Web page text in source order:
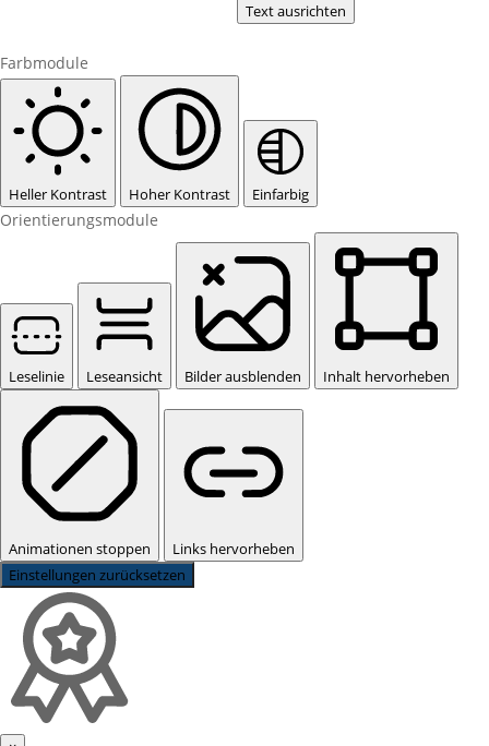
Text ausrichten
Farbmodule
Heller Kontrast Hoher Kontrast Einfarbig
Orientierungsmodule
Leselinie Leseansicht Bilder ausblenden Inhalt hervorheben
Animationen stoppen
Links hervorheben
Einstellungen zurücksetzen